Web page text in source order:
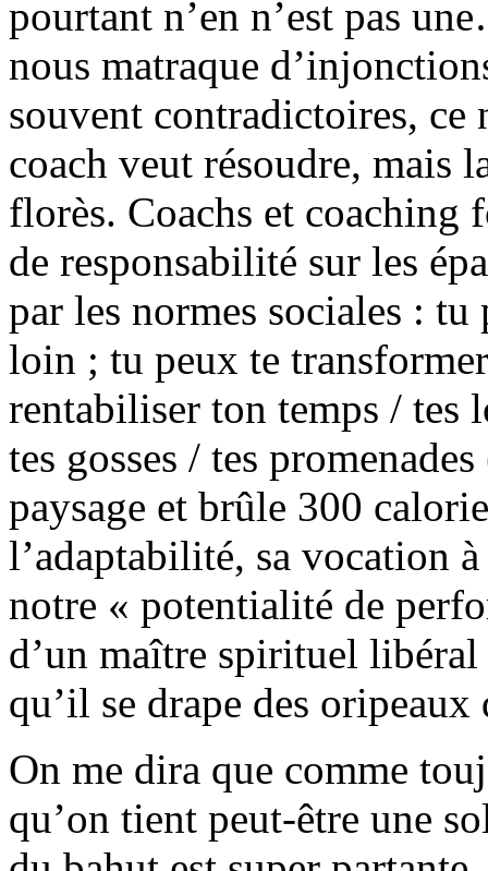
pourtant n’en n’est pas
nous matraque
souvent contradictoires, ce
coach veut résoudre, mais
florès. Coachs et coaching
de responsabilité sur les
par les normes sociales :
loin ; tu peux te
rentabiliser ton temps / tes
tes gosses / tes
paysage et brûle 300
l’adaptabilité, sa vocation
notre « potentialité de
d’un maître spirituel libéral
qu’il se drape des
On me dira que comme
qu’on tient peut-être une